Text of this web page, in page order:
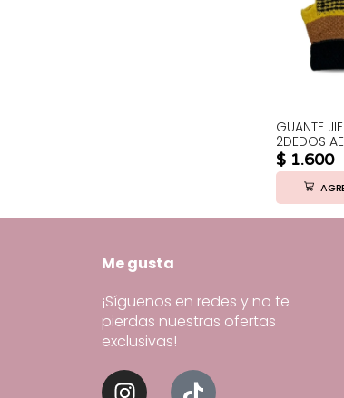
GUANTE
2DEDOS
$ 1.600
Me gusta
¡Síguenos en redes y no te
pierdas nuestras ofertas
exclusivas!